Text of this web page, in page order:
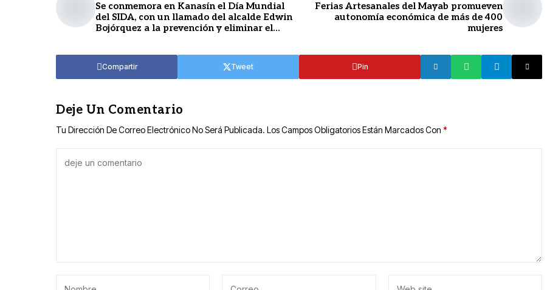
Se conmemora en Kanasín el Día Mundial
del SIDA, con un llamado del alcalde Edwin
Bojórquez a la prevención y eliminar el
Ferias Artesanales del Mayab promueven
autonomía económica de más de 400
mujeres
Compartir Tweet Pin
Deje Un Comentario
Tu Dirección De Correo Electrónico No Será Publicada. Los Campos Obligatorios Están Marcados Con *